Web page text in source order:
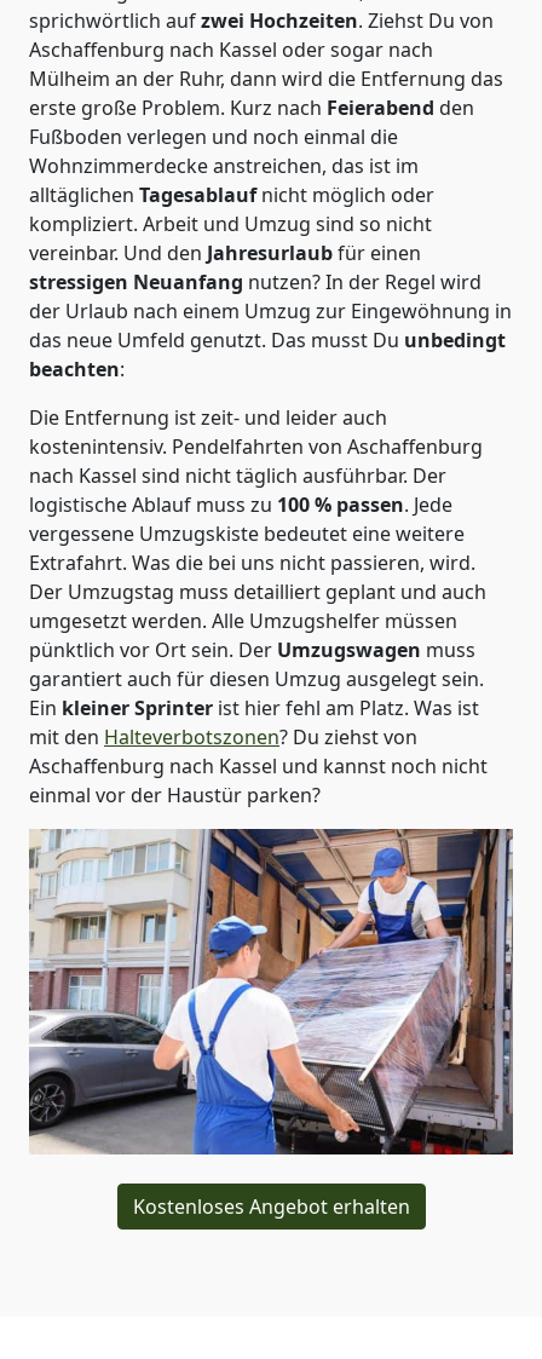
sprichwörtlich aufzwei Hochzeiten. Ziehst Du von
Aschaffenburg nach Kassel oder sogar nach
Mülheim an der Ruhr, dann wird die Entfernung das
erste große Problem. Kurz nach Feierabend den
Fußboden verlegen und noch einmal die
Wohnzimmerdecke anstreichen, das ist im
alltäglichen Tagesablaufnicht möglich oder
kompliziert. Arbeit und Umzug sind so nicht
vereinbar. Und den Jahresurlaubfür einen
stressigen Neuanfang nutzen? In der Regel wird
der Urlaub nach einem Umzug zur Eingewöhnung in
das neue Umfeld genutzt. Das musst Du unbedingt
beachten:
Die Entfernung ist zeit- und leider auch
kostenintensiv. Pendelfahrten von Aschaffenburg
nach Kassel sind nicht täglich ausführbar. Der
logistische Ablauf muss zu 100 % passen. Jede
vergessene Umzugskiste bedeutet eine weitere
Extrafahrt. Was die bei uns nicht passieren, wird.
Der Umzugstag muss detailliert geplant und auch
umgesetzt werden. Alle Umzugshelfer müssen
pünktlich vor Ort sein. Der Umzugswagen muss
garantiert auch für diesen Umzug ausgelegt sein.
Ein kleiner Sprinter ist hier fehl am Platz. Was ist
mit den Halteverbotszonen? Du ziehst von
Aschaffenburg nach Kassel und kannst noch nicht
einmal vor der Haustür parken?
Kostenloses Angebot erhalten